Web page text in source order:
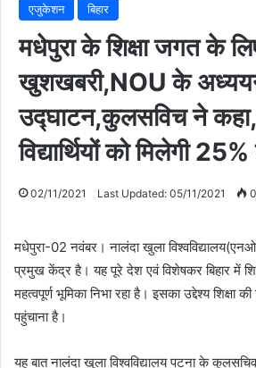
एजुकेशन बिहार
मधेपुरा के शिक्षा जगत के
खुशखबरी,NOU के
उद्घाटन,कुलसविच ने
विद्यार्थियों को मिलेगी
02/11/2021 Last Updated: 05/11/2021 0
मधेपुरा-02 नवंबर। नालंदा खुला
प्रमुख केंद्र है। यह पूरे देश एवं विशेषकर बिहार में
महत्वपूर्ण भूमिका निभा रहा है। इसका उद्देश्य
पहुंचाना है।
यह बात नालंदा खुला विश्वविद्यालय पटना के